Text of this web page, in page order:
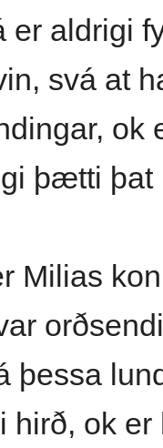
er aldrigi
svá at
ok
þætti þat
Milias
þessa
hirð, ok